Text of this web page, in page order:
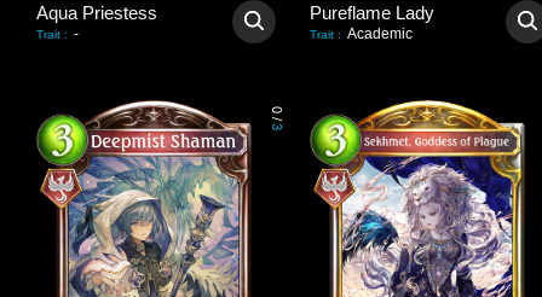
Aqua Priestess
Trait : -
Pureflame Lady
Trait : Academic
0
/
3